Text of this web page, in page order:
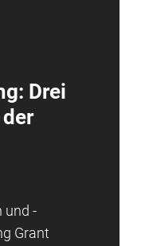
Drei
und -
Grant